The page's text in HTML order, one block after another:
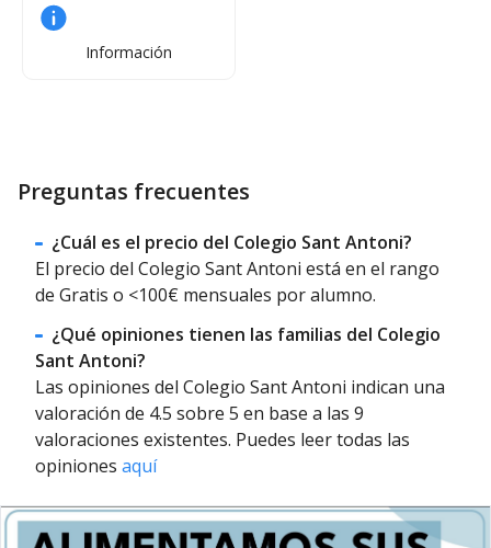
Información
Preguntas frecuentes
¿Cuál es el precio del Colegio Sant Antoni?
El precio del Colegio Sant Antoni está en el rango
de Gratis o <100€ mensuales por alumno.
¿Qué opiniones tienen las familias del Colegio
Sant Antoni?
Las opiniones del Colegio Sant Antoni indican una
valoración de 4.5 sobre 5 en base a las 9
valoraciones existentes. Puedes leer todas las
opiniones aquí